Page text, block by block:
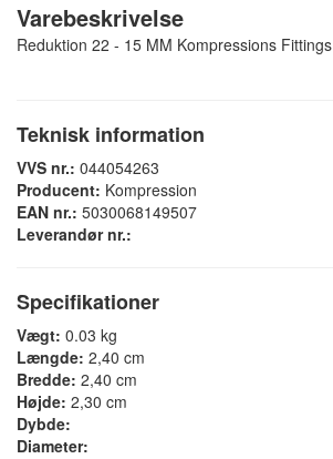
Varebeskrivelse
Reduktion 22 - 15 MM Kompressions Fittings
Teknisk information
VVS nr.: 044054263
Producent: Kompression
EAN nr.: 5030068149507
Leverandør nr.:
Specifikationer
Vægt: 0.03 kg
Længde: 2,40 cm
Bredde: 2,40 cm
Højde: 2,30 cm
Dybde:
Diameter: